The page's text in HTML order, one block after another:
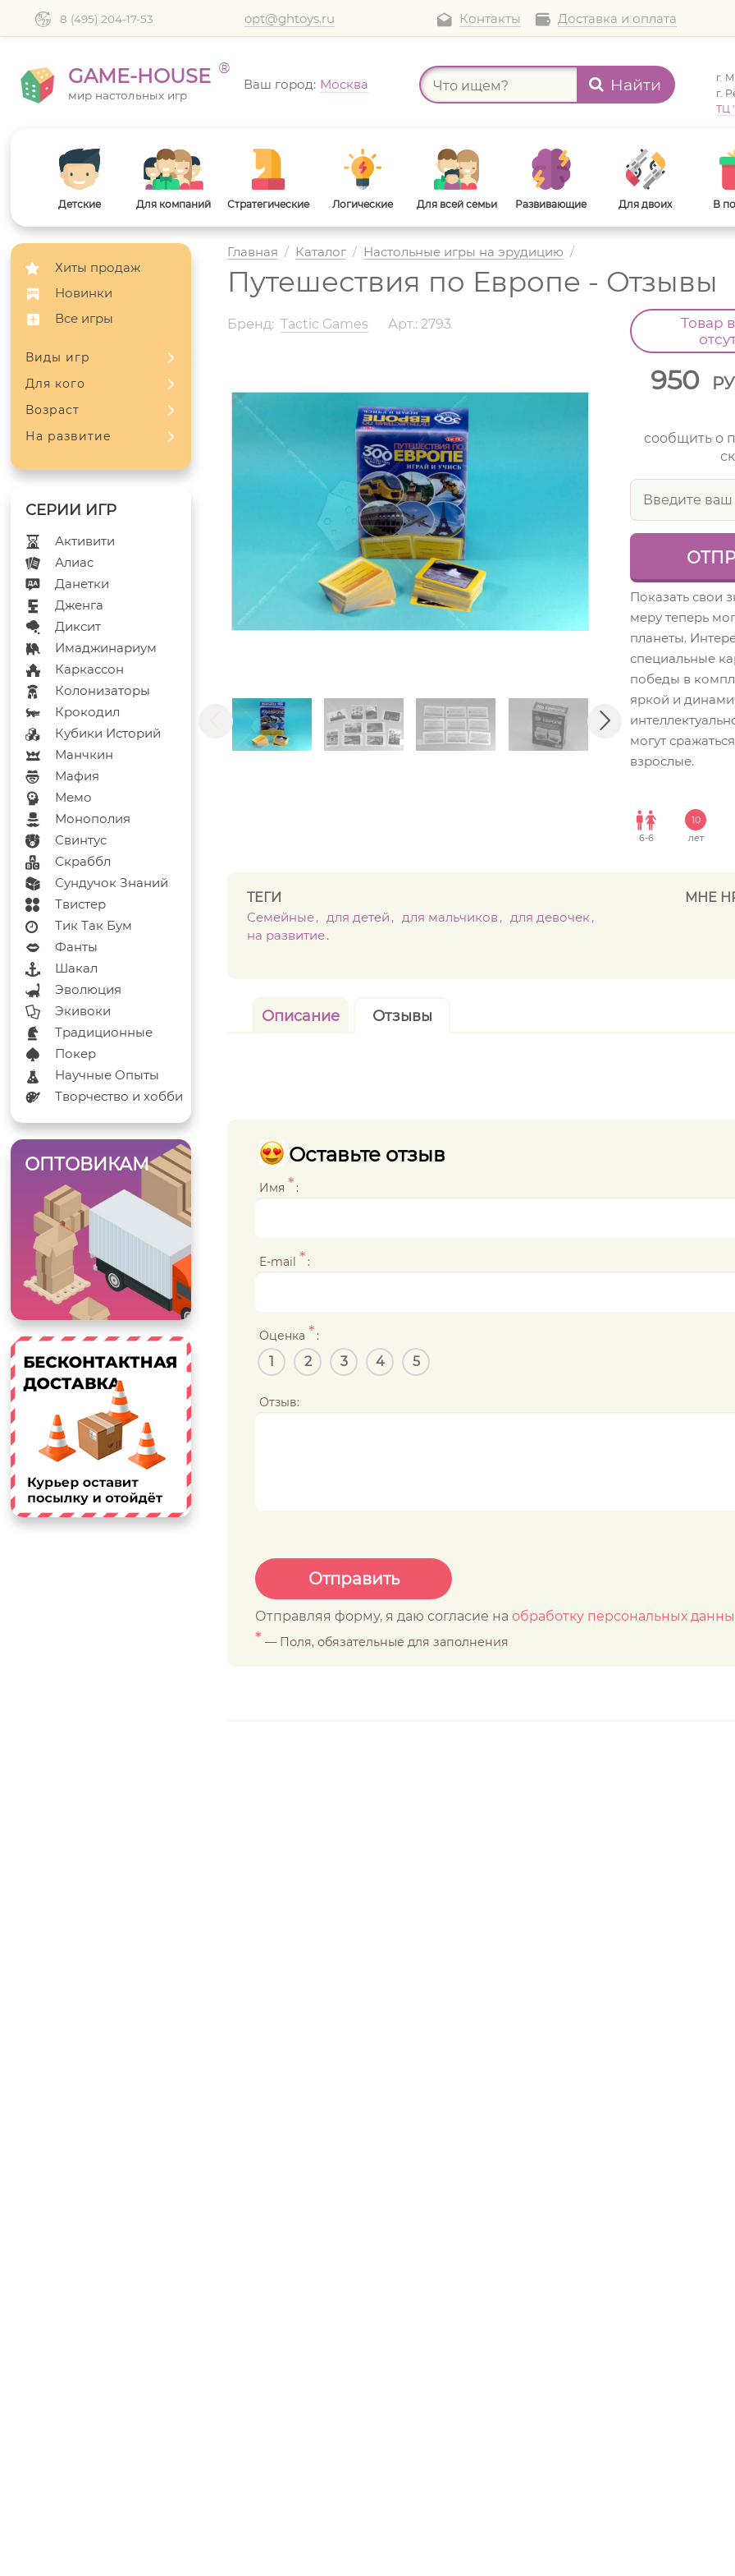
8 (495) 204-17-53 opt@ghtoys.ru Контакты Доставка и оплата
GAME-HOUSE ®
мир настольных игр
Ваш город: Москва Найти
г.
г.
ТЦ
Детские Для компаний Стратегические Логические Для всей семьи Развивающие Для двоих В
В дорогу
Хиты продаж
Новинки
Все игры
Виды игр
Для кого
Возраст
На развитие
Активити
Алиас
Данетки
Дженга
Диксит
Имаджинариум
Каркассон
Колонизаторы
Крокодил
Кубики Историй
Манчкин
Мафия
Мемо
Монополия
Свинтус
Скраббл
Сундучок Знаний
Твистер
Тик Так Бум
Фанты
Шакал
Эволюция
Экивоки
Традиционные
Покер
Научные Опыты
Творчество и хобби
ОПТОВИКАМ
Главная / Каталог / Настольные игры на эрудицию /
Путешествия по Европе - Отзывы
Бренд: Tactic Games Арт.: 2793
Товар
950
сообщить о
Показать свои
меру теперь
планеты.
специальные
победы в
яркой и
могут
взрослые.
6-6
10
лет
ТЕГИ
Семейные
для детей для мальчиков
для девочек
на развитие
МНЕ
Описание Отзывы
Оставьте отзыв
Имя * :
E-mail * :
Оценка * :
1 2 3 4 5
Отзыв:
Отправляя форму, я даю согласие наобработку персональных
* — Поля, обязательные для заполнения